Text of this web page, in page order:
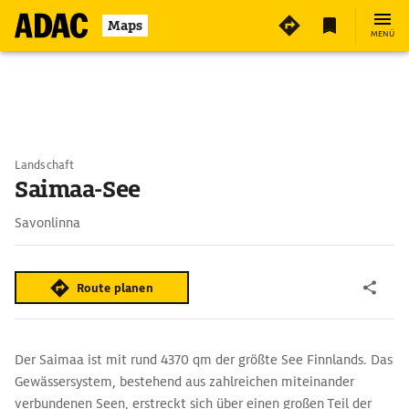
Maps MENÜ
Landschaft
Saimaa-See
Savonlinna
Route planen
Der Saimaa ist mit rund 4370 qm der größte See Finnlands. Das
Gewässersystem, bestehend aus zahlreichen miteinander
verbundenen Seen, erstreckt sich über einen großen Teil der